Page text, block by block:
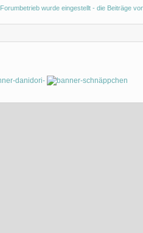
wurde eingestellt - die Beiträge